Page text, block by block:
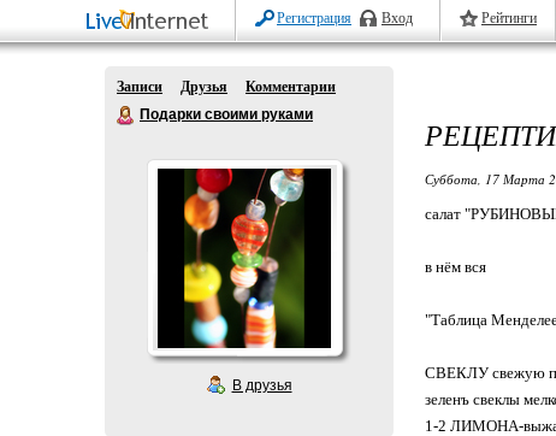
Регистрация Вход Рейтинги
Записи Друзья
Комментарии
Подарки своими руками
В друзья
Суббота, 17 Марта
салат
в нём вся
"Таблица
СВЕКЛУ свежую
зеленъ свеклы
1-2 ЛИМОНА-